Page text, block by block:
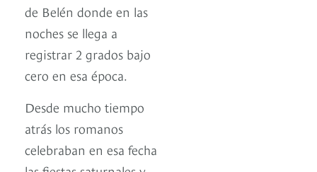
de Belén donde en las
noches se llega a
registrar 2 grados bajo
cero en esa época.
Desde mucho tiempo
atrás los romanos
celebraban en esa fecha